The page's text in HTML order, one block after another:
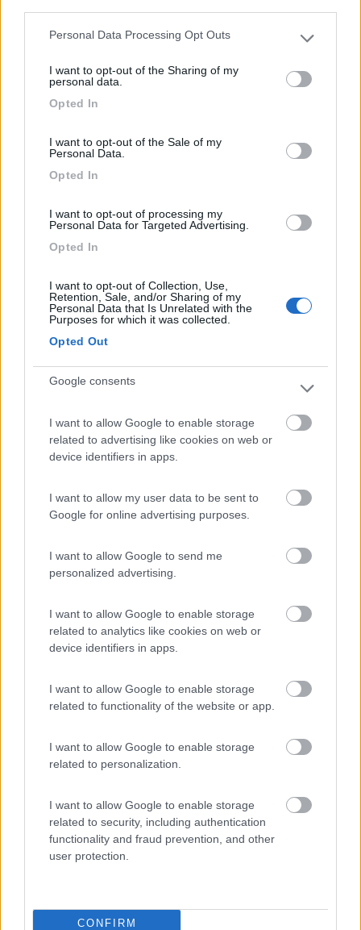
Please note that this website/app uses one or more Google
not limited to your visit or usage behaviour. You may click to
grant or deny consent to Google and its third-party tags to
use your data for below specified purposes in below Google
Personal Data Processing Opt Outs
I want to opt-out of the Sharing of my
personal data.
Opted In
I want to opt-out of the Sale of my
Personal Data.
Opted In
I want to opt-out of processing my
Personal Data for Targeted Advertising.
Opted In
I want to opt-out of Collection, Use,
Retention, Sale, and/or Sharing of my
Personal Data that Is Unrelated with the
Purposes for which it was collected.
Opted Out
Google consents
I want to allow Google to enable storage
related to advertising like cookies on web or
device identifiers in apps.
I want to allow my user data to be sent to
Google for online advertising purposes.
I want to allow Google to send me
personalized advertising.
I want to allow Google to enable storage
related to analytics like cookies on web or
device identifiers in apps.
I want to allow Google to enable storage
related to functionality of the website or app.
I want to allow Google to enable storage
related to personalization.
I want to allow Google to enable storage
related to security, including authentication
functionality and fraud prevention, and other
user protection.
CONFIRM
Area di sosta (PS)
Parcheggio
8,5 2
Grande parcheggio vicino a torrente, nessun servizio.
Via Vobbia
Area di sosta (PS+CS)
4,6 16
Servizi / Posizione
Ovada (AL) - 19.4km
Via A. Gramsci 2